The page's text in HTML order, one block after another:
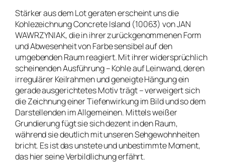
Stärker aus dem Lot geraten erscheint uns die
KohlezeichnungConcrete Island (10063) von JAN
WAWRZYNIAK, die in ihrer zurückgenommenen Form
und Abwesenheit von Farbe sensibel auf den
umgebenden Raum reagiert. Mit ihrer widersprüchlich
scheinenden Ausführung – Kohle auf Leinwand, deren
irregulärer Keilrahmen und geneigte Hängung ein
gerade ausgerichtetes Motiv trägt – verweigert sich
die Zeichnung einer Tiefenwirkung im Bild und so dem
Darstellenden im Allgemeinen. Mittels weißer
Grundierung fügt sie sich dezent in den Raum,
während sie deutlich mit unseren Sehgewohnheiten
bricht. Es ist das unstete und unbestimmte Moment,
das hier seine Verbildlichung erfährt.